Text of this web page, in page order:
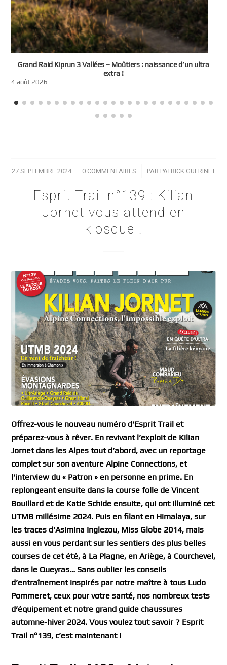
Grand Raid Kiprun 3 Vallées – Moûtiers : naissance d’un ultra
extra !
4 août 2026
27 SEPTEMBRE 2024
/ 0 COMMENTAIRES
/ PAR PATRICK GUERINET
Esprit Trail n°139 : Kilian
Jornet vous attend en
kiosque !
Offrez-vous le nouveau numéro d’Esprit Trail et
préparez-vous à rêver. En revivant l’exploit de Kilian
Jornet dans les Alpes tout d’abord, avec un reportage
complet sur son aventure Alpine Connections, et
l’interview du « Patron » en personne en prime. En
replongeant ensuite dans la course folle de Vincent
Bouillard et de Katie Schide ensuite, qui ont illuminé cet
UTMB millésime 2024. Puis en filant en Himalaya, sur
les traces d’Asimina Inglezou, Miss Globe 2014, mais
aussi en vous perdant sur les sentiers des plus belles
courses de cet été, à La Plagne, en Ariège, à Courchevel,
dans le Queyras… Sans oublier les conseils
d’entraînement inspirés par notre maître à tous Ludo
Pommeret, ceux pour votre santé, nos nombreux tests
d’équipement et notre grand guide chaussures
automne-hiver 2024. Vous voulez tout savoir ? Esprit
Trail n°139, c’est maintenant !